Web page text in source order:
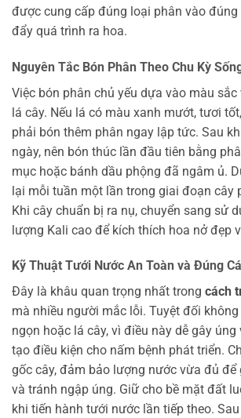
được cung cấp đúng loại phân vào
đẩy quá trình ra hoa.
Nguyên Tắc Bón Phân Theo Chu Kỳ
Việc bón phân chủ yếu dựa vào màu
lá cây. Nếu lá có màu xanh mướt, tươi
phải bón thêm phân ngay lập tức. Sau
ngày, nên bón thúc lần đầu tiên bằng
mục hoặc bánh dầu phộng đã ngâm ủ.
lại mỗi tuần một lần trong giai đoạn cây
Khi cây chuẩn bị ra nụ, chuyển sang sử
lượng Kali cao để kích thích hoa nở đẹp
Kỹ Thuật Tưới Nước An Toàn và Đúng
Đây là khâu quan trọng nhất trong cách
mà nhiều người mắc lỗi. Tuyệt đối
ngọn hoặc lá cây, vì điều này dễ gây
tạo điều kiện cho nấm bệnh phát triển.
gốc cây, đảm bảo lượng nước vừa đủ
và tránh ngập úng. Giữ cho bề mặt đất
khi tiến hành tưới nước lần tiếp theo.